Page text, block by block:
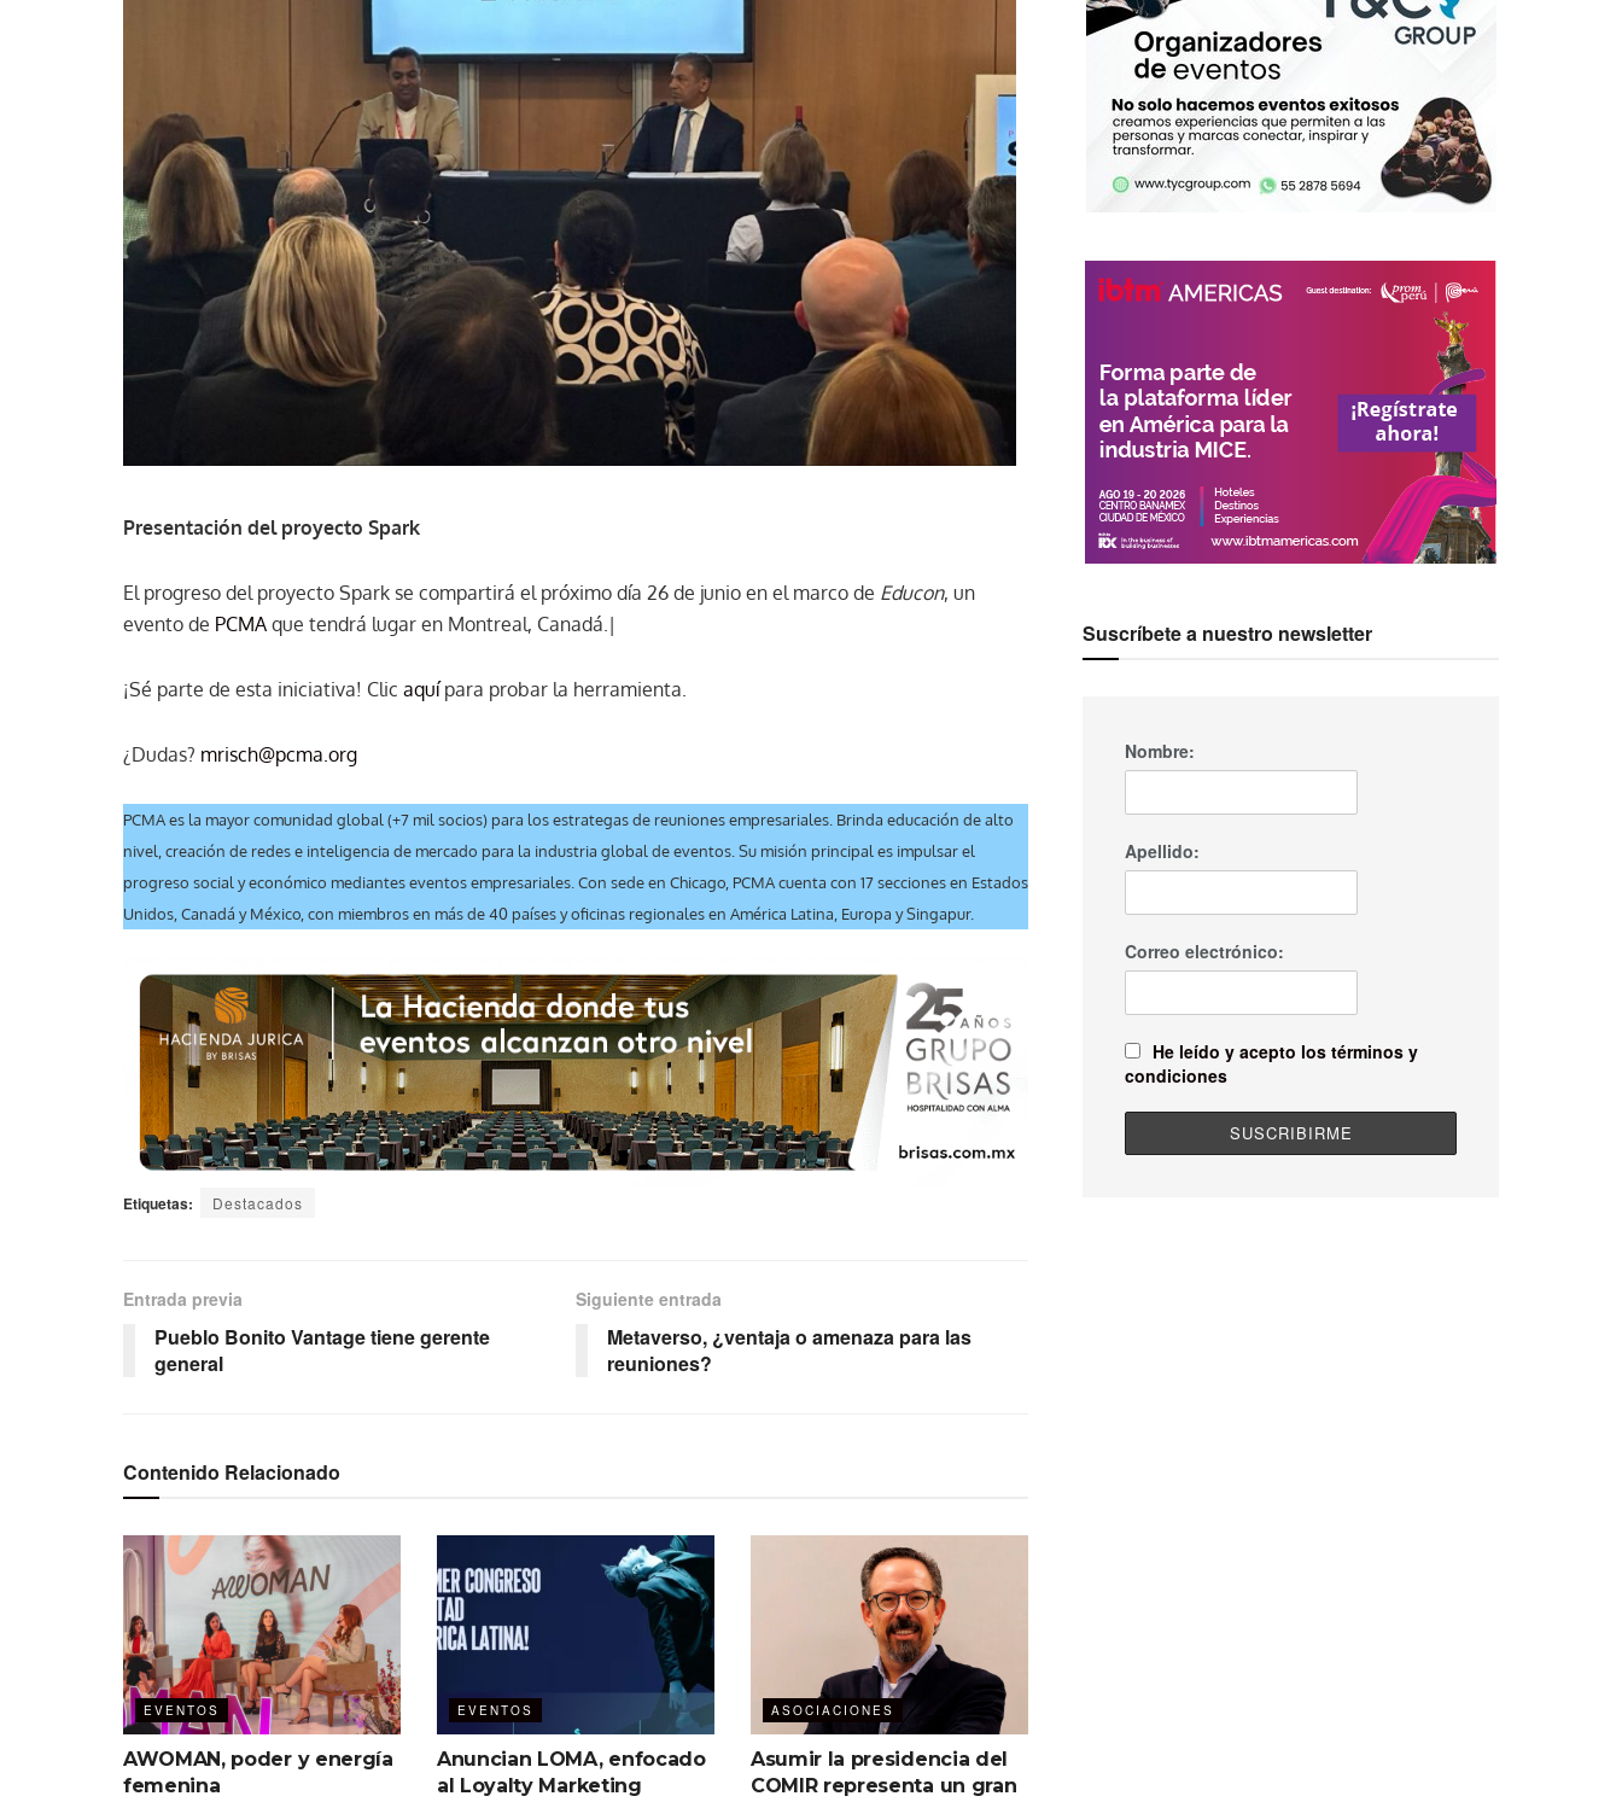
Presentación del proyecto Spark
El progreso del proyecto Spark se compartirá el próximo día 26 de junio en el marco de Educon, un
evento de PCMA que tendrá lugar en Montreal, Canadá.|
¡Sé parte de esta iniciativa! Clic aquípara probar la herramienta.
¿Dudas? mrisch@pcma.org
PCMA es la mayor comunidad global (+7 mil socios) para los estrategas de reuniones empresariales. Brinda educación de alto
nivel, creación de redes e inteligencia de mercado para la industria global de eventos. Su misión principal es impulsar el
progreso social y económico mediantes eventos empresariales. Con sede en Chicago, PCMA cuenta con 17 secciones en Estados
Unidos, Canadá y México, con miembros en más de 40 países y oficinas regionales en América Latina, Europa y Singapur.
Etiquetas: Destacados
Entrada previa
Pueblo Bonito Vantage tiene gerente
general
Siguiente entrada
Metaverso, ¿ventaja o amenaza para las
reuniones?
Contenido Relacionado
EVENTOS
AWOMAN, poder y energía
femenina
EVENTOS
Anuncian LOMA, enfocado
al Loyalty Marketing
ASOCIACIONES
Asumir la presidencia del
COMIR representa un gran
Suscríbete a nuestro newsletter
Nombre:
Apellido:
Correo electrónico:
He leído y acepto los términos y
condiciones